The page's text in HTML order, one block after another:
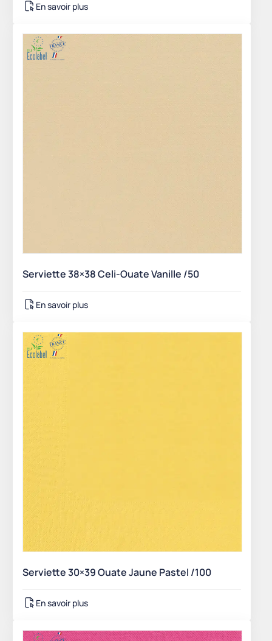
En savoir plus
Serviette 38×38 Celi-Ouate Vanille /50
En savoir plus
Serviette 30×39 Ouate Jaune Pastel /100
En savoir plus